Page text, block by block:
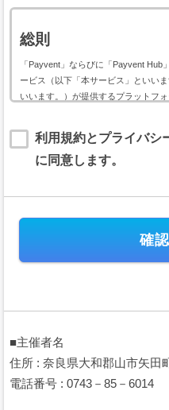
総則
「Payvent」ならびに「Payvent
ービス（以下「本サービス」といい
いいます。）が提供するプラットフ
ト用サービス利用規約（以下「本規
す。
本規約には、本サービスの提供条件
ります。
第１条（規約の適用）
る場合に、当該会員と当社との間
的に適用され、本規約の一部を構
ビスを利用することにより、本規
当社が当社ウェブサイト上で掲
利用規約とプライバシ
に同意します。
■主催者名
住所 : 奈良県大和郡山市矢
電話番号 : 0743－85－6014